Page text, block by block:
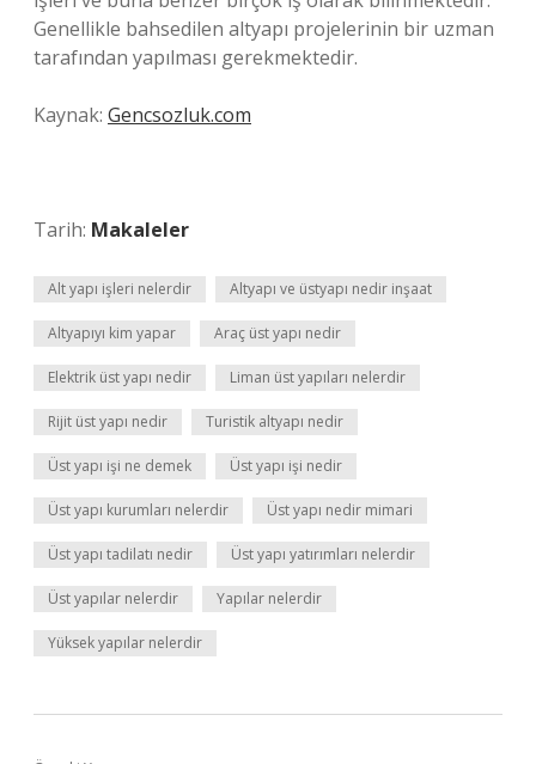
Genellikle bahsedilen altyapı projelerinin bir uzman
tarafından yapılması gerekmektedir.
Kaynak: Gencsozluk.com
Tarih: Makaleler
Alt yapı işleri nelerdir Altyapı ve üstyapı nedir inşaat
Altyapıyı kim yapar Araç üst yapı nedir
Elektrik üst yapı nedir Liman üst yapıları nelerdir
Rijit üst yapı nedir Turistik altyapı nedir
Üst yapı işi ne demek Üst yapı işi nedir
Üst yapı kurumları nelerdir Üst yapı nedir mimari
Üst yapı tadilatı nedir Üst yapı yatırımları nelerdir
Üst yapılar nelerdir Yapılar nelerdir
Yüksek yapılar nelerdir